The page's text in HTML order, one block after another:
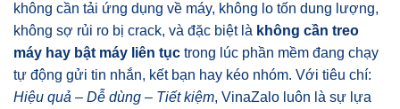
không cần tải ứng dụng về máy, không lo tốn dung lượng,
không sợ rủi ro bị crack, và đặc biệt là không cần treo
máy hay bật máy liên tục trong lúc phần mềm đang chạy
tự động gửi tin nhắn, kết bạn hay kéo nhóm. Với tiêu chí:
Hiệu quả – Dễ dùng – Tiết kiệm, VinaZalo luôn là sự lựa